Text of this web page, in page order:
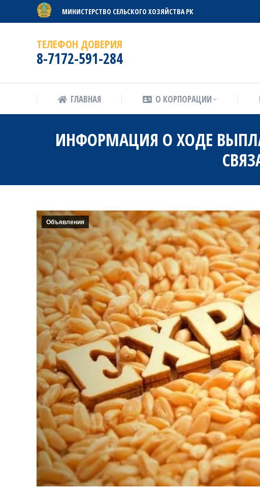
МИНИСТЕРСТВО СЕЛЬСКОГО ХОЗЯЙСТВА РК
ТЕЛЕФОН ДОВЕРИЯ
8-7172-591-284
ГЛАВНАЯ О КОРПОРАЦИИ
ИНФОРМАЦИЯ О ХОДЕ
Объявления
ГЛАВНАЯ О КОРПОРАЦИИ